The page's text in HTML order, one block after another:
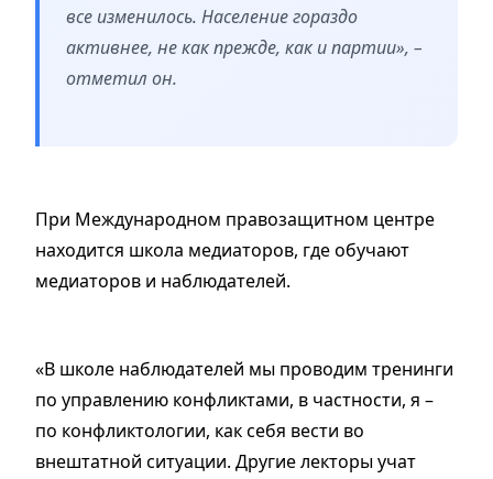
все изменилось. Население гораздо
активнее, не как прежде, как и партии», –
отметил он.
При Международном правозащитном центре
находится школа медиаторов, где обучают
медиаторов и наблюдателей.
«В школе наблюдателей мы проводим тренинги
по управлению конфликтами, в частности, я –
по конфликтологии, как себя вести во
внештатной ситуации. Другие лекторы учат